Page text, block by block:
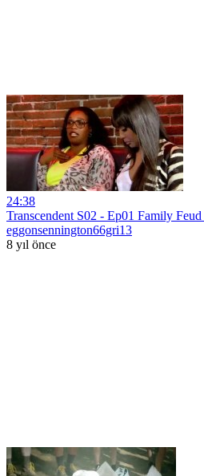
24:38
Transcendent S02 - Ep01 Family
eggonsennington66gri13
8 yıl önce